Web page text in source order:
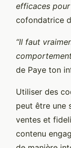
efficaces
cofondatrice
“Il faut
de Paye ton
Utiliser des
peut être une
ventes et
contenu